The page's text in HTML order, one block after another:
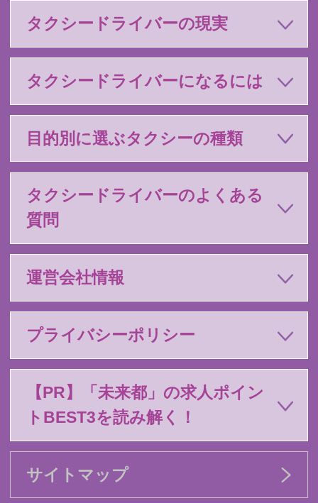
タクシードライバーの現実
タクシードライバーになるには
目的別に選ぶタクシーの種類
タクシードライバーのよくある
質問
運営会社情報
プライバシーポリシー
【PR】「未来都」の求人ポイン
トBEST3を読み解く！
サイトマップ